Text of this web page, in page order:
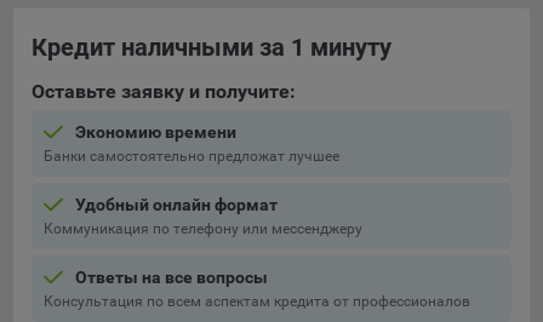
компанией, согласно договора аренды ООО «Рэкун
технолоджи», 220069 г. Минск, пр-т Дзержинского, д.3Б,
пом.44.
Рекламные Cookie
принимать меры по совершенствованию работы
Сайта, исходя из предпочтений пользователя, а также
Сохранить мои изменения
Кредит наличными за 1 минуту
Оставьте заявку и получите:
Экономию времени
Банки самостоятельно предложат лучшее
Удобный онлайн формат
Коммуникация по телефону или мессенджеру
Ответы на все вопросы
Консультация по всем аспектам кредита от профессионалов